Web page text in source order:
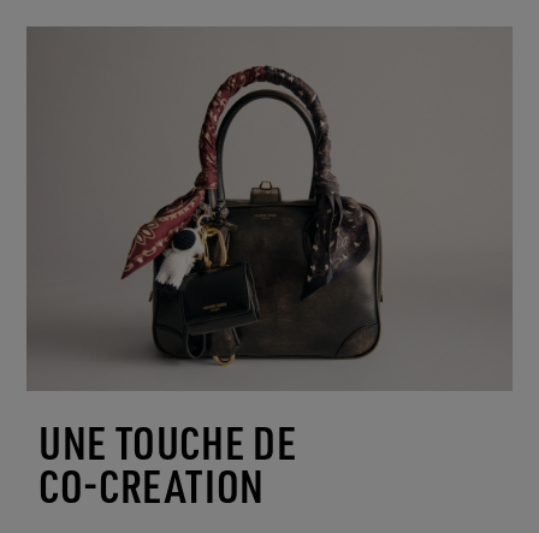
UNE TOUCHE DE
CO-CREATION